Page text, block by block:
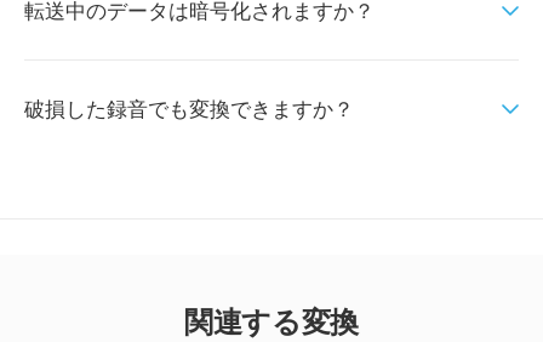
転送中のデータは暗号化されますか？
破損した録音でも変換できますか？
関連する変換